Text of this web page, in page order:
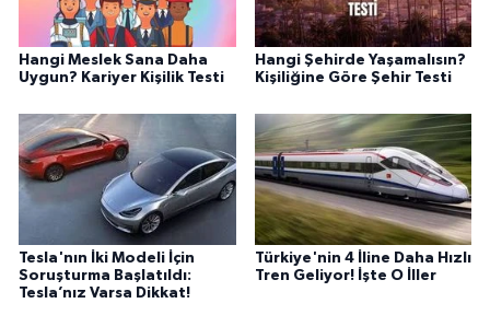
Hangi Meslek Sana Daha
Uygun? Kariyer Kişilik Testi
Hangi Şehirde Yaşamalısın?
Kişiliğine Göre Şehir Testi
Tesla'nın İki Modeli İçin
Soruşturma Başlatıldı:
Tesla’nız Varsa Dikkat!
Türkiye'nin 4 İline Daha Hızlı
Tren Geliyor! İşte O İller